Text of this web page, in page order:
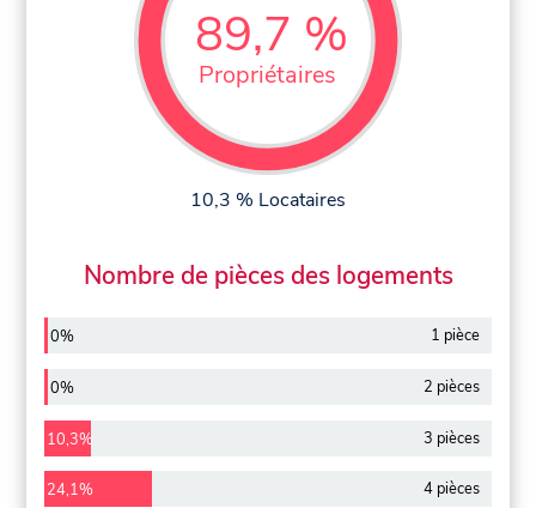
89,7 %
Propriétaires
10,3 % Locataires
Nombre de pièces des logements
0% 1 pièce
0% 2 pièces
10,3% 3 pièces
24,1% 4 pièces